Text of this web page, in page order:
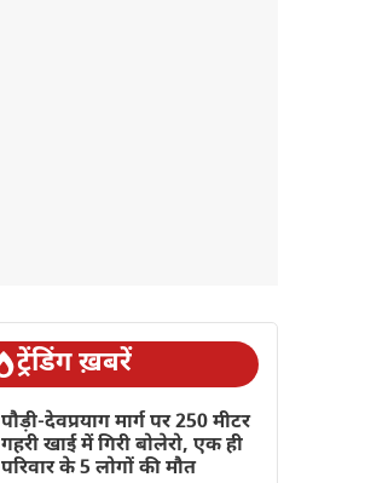
ट्रेंडिंग ख़बरें
पौड़ी-देवप्रयाग मार्ग पर 250 मीटर
गहरी खाई में गिरी बोलेरो, एक ही
परिवार के 5 लोगों की मौत